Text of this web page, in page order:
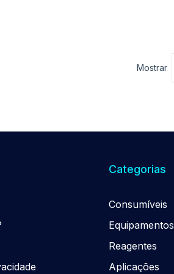
Mostrar
Categorias
Consumíveis
Equipamentos
Reagentes
Aplicações